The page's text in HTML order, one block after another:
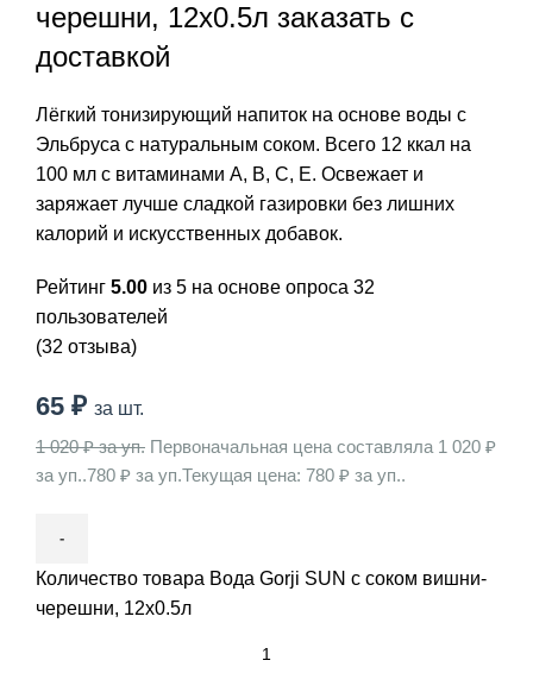
черешни, 12x0.5л заказать c
доставкой
Лёгкий тонизирующий напиток на основе воды с
Эльбруса с натуральным соком. Всего 12 ккал на
100 мл с витаминами A, B, C, E. Освежает и
заряжает лучше сладкой газировки без лишних
калорий и искусственных добавок.
Рейтинг 5.00 из 5 на основе опроса 32
пользователей
(32 отзыва)
65 ₽ за шт.
1 020₽ за уп. Первоначальная цена составляла 1 020 ₽
за уп..780 ₽ за уп.Текущая цена: 780 ₽ за уп..
Количество товара Вода Gorji SUN с соком вишни-
черешни, 12x0.5л